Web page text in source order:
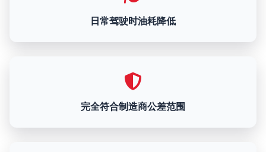
日常驾驶时油耗降低
完全符合制造商公差范围